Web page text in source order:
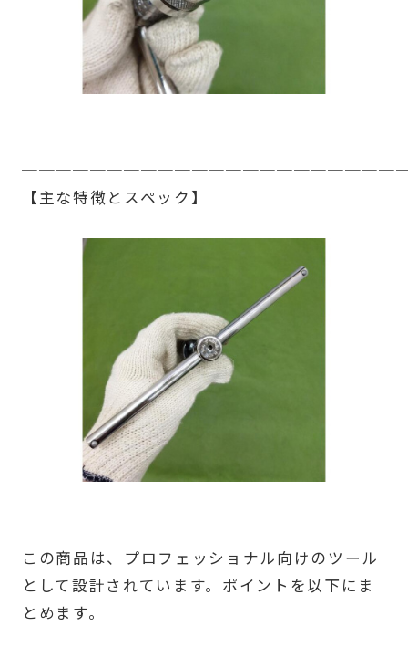
【主な特徴とスペック】
この商品は、プロフェッショナル向けのツール
として設計されています。ポイントを以下にま
とめます。